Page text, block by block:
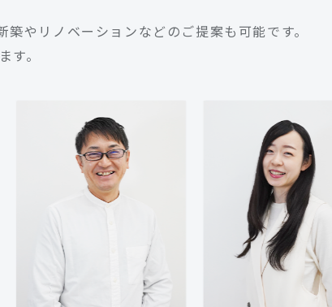
やリノベーションなどのご提案も可能です。
。